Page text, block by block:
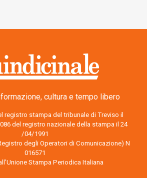
cultura e tempo libero
registro stampa del tribunale di Treviso il
del registro nazionale della stampa il 24
/04/1991
degli Operatori di Comunicazione) N
016571
Stampa Periodica Italiana